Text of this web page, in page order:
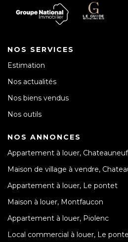
NOS SERVICES
Estimation
Nos actualités
Nos biens vendus
Nos outils
NOS ANNONCES
Appartement à louer,
Maison de village à vendre,
Appartement à louer, Le pontet
Maison à louer, Montfaucon
Appartement à louer, Piolenc
Local commercial à louer, Le